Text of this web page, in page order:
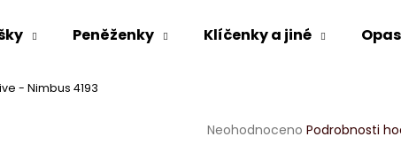
Peněženky Klíčenky a jiné
- Nimbus 4193
Průměrné
Neohodnoceno Podrobnosti
Co potřebujete najít?